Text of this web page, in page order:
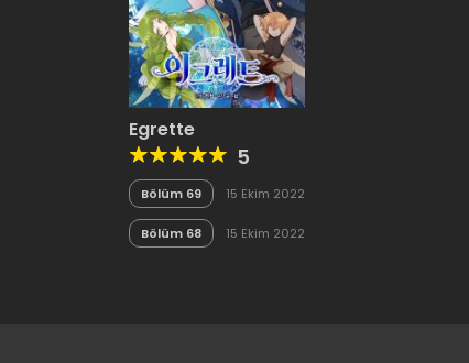
Egrette
5
Bölüm 69 15 Ekim 2022
Bölüm 68 15 Ekim 2022